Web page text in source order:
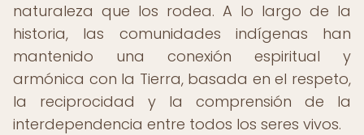
naturaleza que los rodea. A lo largo de la
historia, las comunidades indígenas han
mantenido una conexión espiritual y
armónica con la Tierra, basada en el respeto,
la reciprocidad y la comprensión de la
interdependencia entre todos los seres vivos.